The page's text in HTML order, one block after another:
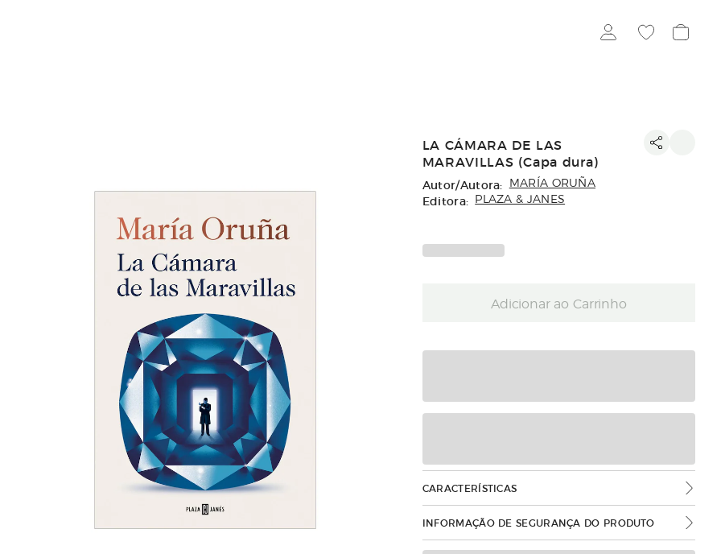
LA CÁMARA DE LAS
MARAVILLAS (Capa dura)
Autor/Autora: MARÍA ORUÑA
Editora: PLAZA & JANES
Adicionar ao Carrinho
CARACTERÍSTICAS
INFORMAÇÃO DE SEGURANÇA DO PRODUTO